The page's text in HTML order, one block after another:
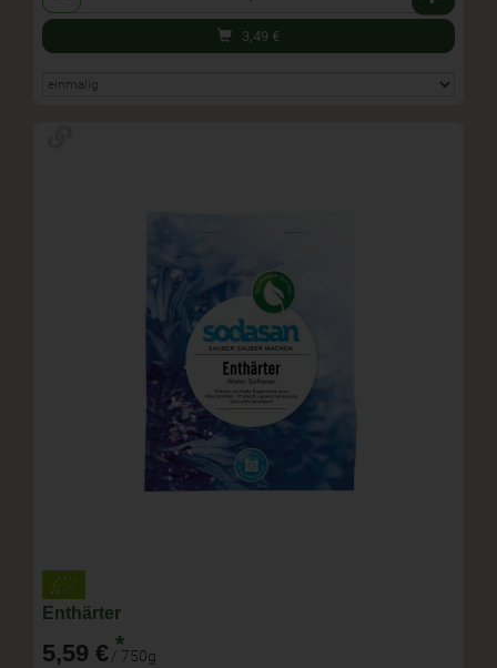
3,49 €
Enthärter
5,59 € *
/ 750g